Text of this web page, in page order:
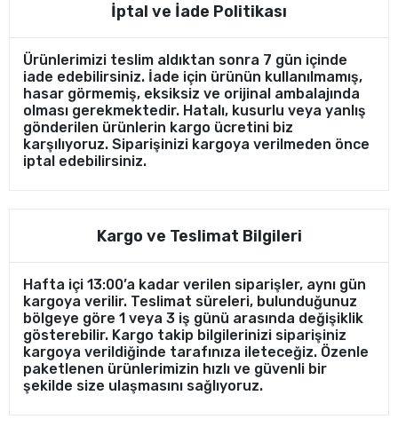
İptal ve İade Politikası
Ürünlerimizi teslim aldıktan sonra 7 gün içinde
iade edebilirsiniz. İade için ürünün kullanılmamış,
hasar görmemiş, eksiksiz ve orijinal ambalajında
olması gerekmektedir. Hatalı, kusurlu veya yanlış
gönderilen ürünlerin kargo ücretini biz
karşılıyoruz. Siparişinizi kargoya verilmeden önce
iptal edebilirsiniz.
Kargo ve Teslimat Bilgileri
Hafta içi 13:00’a kadar verilen siparişler, aynı gün
kargoya verilir. Teslimat süreleri, bulunduğunuz
bölgeye göre 1 veya 3 iş günü arasında değişiklik
gösterebilir. Kargo takip bilgilerinizi siparişiniz
kargoya verildiğinde tarafınıza ileteceğiz. Özenle
paketlenen ürünlerimizin hızlı ve güvenli bir
şekilde size ulaşmasını sağlıyoruz.